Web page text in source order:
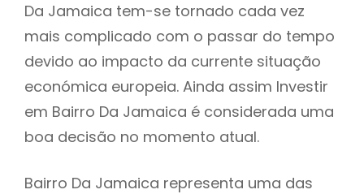
Da Jamaica tem-se tornado cada vez
mais complicado com o passar do tempo
devido ao impacto da currente situação
económica europeia. Ainda assim Investir
em Bairro Da Jamaica é considerada uma
boa decisão no momento atual.
Bairro Da Jamaica representa uma das